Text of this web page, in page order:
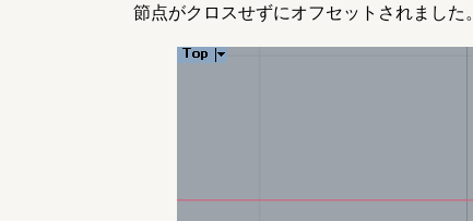
節点がクロスせずにオフセットされました。